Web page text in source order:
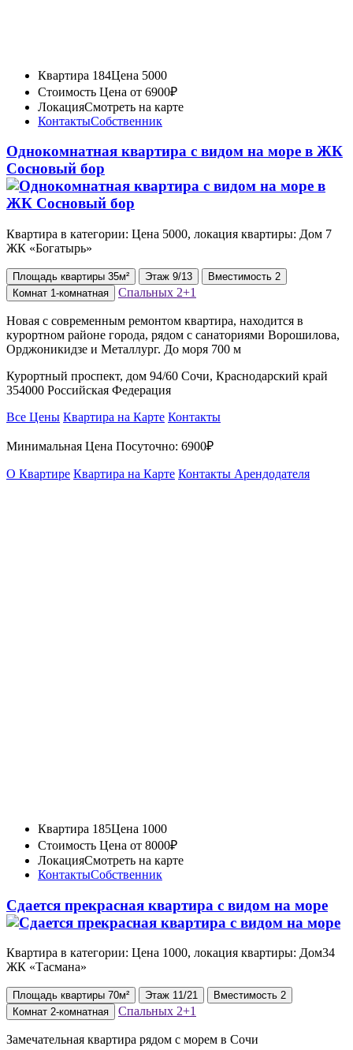
Квартира 184Цена 5000
Стоимость Цена от 6900₽
ЛокацияСмотреть на карте
КонтактыСобственник
Однокомнатная квартира с видом на море в ЖК
Сосновый бор
Квартира в категории: Цена 5000, локация квартиры: Дом 7
ЖК «Богатырь»
Площадь квартиры 35м² Этаж 9/13 Вместимость 2
Комнат 1-комнатная Спальных 2+1
Новая с современным ремонтом квартира, находится в
курортном районе города, рядом с санаториями Ворошилова,
Орджоникидзе и Металлург. До моря 700 м
Курортный проспект, дом 94/60 Сочи, Краснодарский край
354000 Российская Федерация
Все Цены Квартира на Карте Контакты
Минимальная Цена Посуточно: 6900₽
О Квартире Квартира на Карте Контакты Арендодателя
Квартира 185Цена 1000
Стоимость Цена от 8000₽
ЛокацияСмотреть на карте
КонтактыСобственник
Сдается прекрасная квартира с видом на море
Квартира в категории: Цена 1000, локация квартиры: Дом34
ЖК «Тасмана»
Площадь квартиры 70м² Этаж 11/21 Вместимость 2
Комнат 2-комнатная Спальных 2+1
Замечательная квартира рядом с морем в Сочи